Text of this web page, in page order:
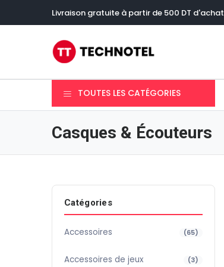
Livraison gratuite à partir de 500 DT d'achat
TOUTES LES CATÉGORIES
Casques & Écouteurs
Catégories
Accessoires (65)
Accessoires de jeux (3)